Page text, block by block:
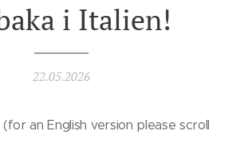
i Italien!
22.05.2026
(for an English version please scroll